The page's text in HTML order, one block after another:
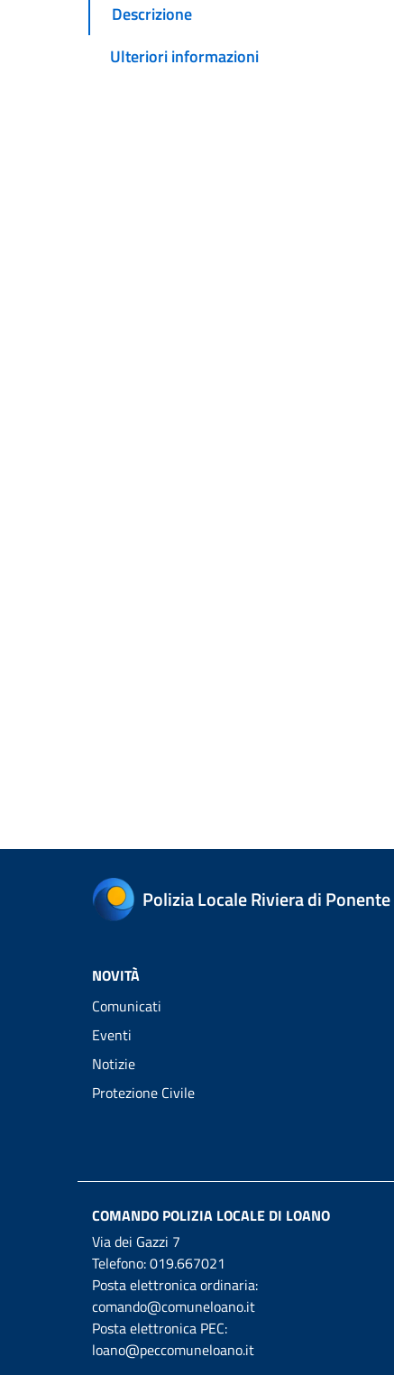
Descrizione
Ulteriori informazioni
Polizia Locale Riviera di Ponente
NOVITÀ
Comunicati
Eventi
Notizie
Protezione Civile
COMANDO POLIZIA LOCALE DI LOANO
Via dei Gazzi 7
Telefono:019.667021
Posta elettronica ordinaria:
comando@comuneloano.it
Posta elettronica PEC:
loano@peccomuneloano.it